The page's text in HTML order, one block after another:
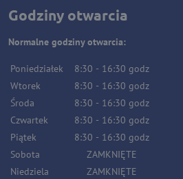
Godziny otwarcia
Normalne godziny otwarcia:
Poniedziałek 8:30 - 16:30 godz
Wtorek
8:30 - 16:30 godz
Środa
8:30 - 16:30 godz
Czwartek
8:30 - 16:30 godz
Piątek
8:30 - 16:30 godz
Sobota
ZAMKNIĘTE
Niedziela
ZAMKNIĘTE